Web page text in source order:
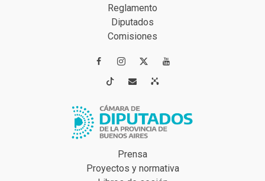
Reglamento
Diputados
Comisiones
 
 
Prensa
Proyectos y normativa